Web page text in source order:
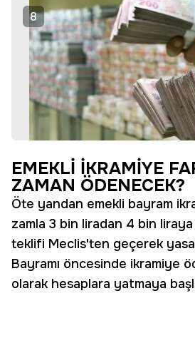
8
EMEKLİ İKRAMİYE
ZAMAN ÖDENECEK?
Öte yandan emekli bayram
zamla 3 bin liradan 4 bin liraya
teklifi Meclis'ten geçerek
Bayramı öncesinde ikramiye
olarak hesaplara yatmaya